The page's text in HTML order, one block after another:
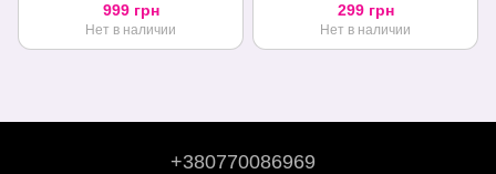
999 грн
Нет в наличии
299 грн
Нет в наличии
+380770086969